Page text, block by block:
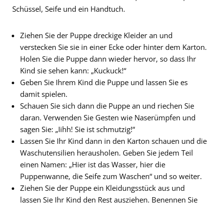
Schüssel, Seife und ein Handtuch.
Ziehen Sie der Puppe dreckige Kleider an und
verstecken Sie sie in einer Ecke oder hinter dem Karton.
Holen Sie die Puppe dann wieder hervor, so dass Ihr
Kind sie sehen kann: „Kuckuck!“
Geben Sie Ihrem Kind die Puppe und lassen Sie es
damit spielen.
Schauen Sie sich dann die Puppe an und riechen Sie
daran. Verwenden Sie Gesten wie Naserümpfen und
sagen Sie: „Iihh! Sie ist schmutzig!“
Lassen Sie Ihr Kind dann in den Karton schauen und die
Waschutensilien herausholen. Geben Sie jedem Teil
einen Namen: „Hier ist das Wasser, hier die
Puppenwanne, die Seife zum Waschen“ und so weiter.
Ziehen Sie der Puppe ein Kleidungsstück aus und
lassen Sie Ihr Kind den Rest ausziehen. Benennen Sie